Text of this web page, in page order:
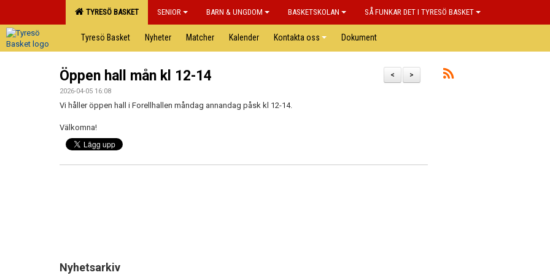
TYRESÖ BASKET SENIOR BARN & UNGDOM BASKETSKOLAN SÅ FUNKAR DET I TYRESÖ BASKET
Tyresö Basket Nyheter Matcher Kalender Kontakta oss Dokument
>
<
Öppen hall mån kl 12-14
2026-04-05 16:08
Vi håller öppen hall i Forellhallen måndag annandag påsk kl 12-14.
Välkomna!
Nyhetsarkiv